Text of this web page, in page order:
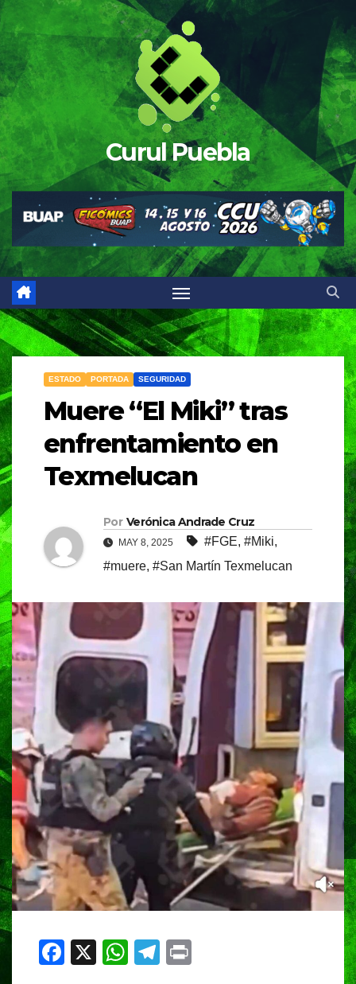
Saltar
al
contenido
Curul Puebla
ESTADO PORTADA SEGURIDAD
Muere “El Miki” tras
enfrentamiento en
Texmelucan
Por Verónica Andrade Cruz
MAY 8, 2025 #FGE, #Miki,
#muere, #San Martín Texmelucan
F
X
W
T